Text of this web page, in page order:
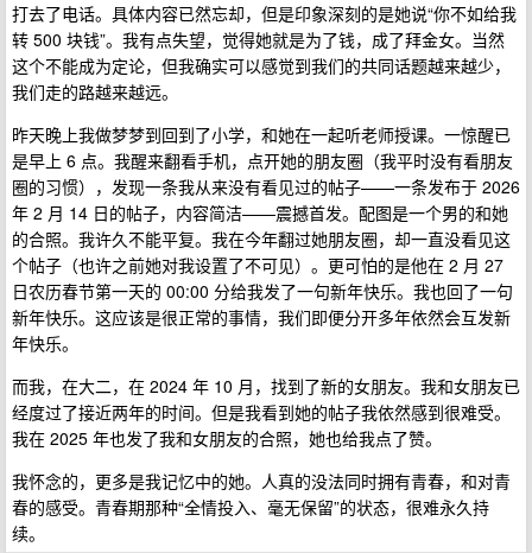
打去了电话。具体内容已然忘却，但是印象深刻的是她说“你不如给我
转 500 块钱”。我有点失望，觉得她就是为了钱，成了拜金女。当然
这个不能成为定论，但我确实可以感觉到我们的共同话题越来越少，
我们走的路越来越远。
昨天晚上我做梦梦到回到了小学，和她在一起听老师授课。一惊醒已
是早上 6 点。我醒来翻看手机，点开她的朋友圈（我平时没有看朋友
圈的习惯），发现一条我从来没有看见过的帖子——一条发布于 2026
年 2 月 14 日的帖子，内容简洁——震撼首发。配图是一个男的和她
的合照。我许久不能平复。我在今年翻过她朋友圈，却一直没看见这
个帖子（也许之前她对我设置了不可见）。更可怕的是他在 2 月 27
日农历春节第一天的 00:00 分给我发了一句新年快乐。我也回了一句
新年快乐。这应该是很正常的事情，我们即便分开多年依然会互发新
年快乐。
而我，在大二，在 2024 年 10 月，找到了新的女朋友。我和女朋友已
经度过了接近两年的时间。但是我看到她的帖子我依然感到很难受。
我在 2025 年也发了我和女朋友的合照，她也给我点了赞。
我怀念的，更多是我记忆中的她。人真的没法同时拥有青春，和对青
春的感受。青春期那种“全情投入、毫无保留”的状态，很难永久持
续。